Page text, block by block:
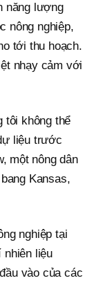
năng lượng
nông nghiệp,
tới thu hoạch.
nhạy cảm với
tôi không thể
liệu trước
một nông dân
Kansas,
nghiệp tại
liệu
vào của các